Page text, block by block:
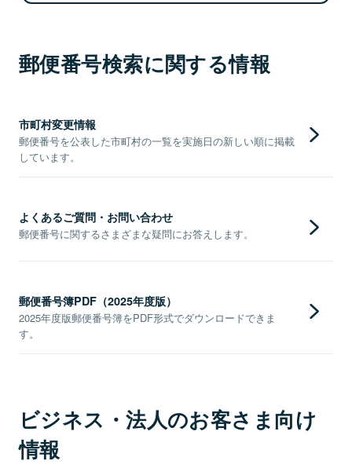
郵便番号検索に関する情報
市町村変更情報
郵便番号を公表した市町村の一覧を実施日の新しい順に掲載
しています。
よくあるご質問・お問い合わせ
郵便番号に関するさまざまな疑問にお答えします。
郵便番号簿PDF（2025年度版）
2025年度版郵便番号簿をPDF形式でダウンロードできま
す。
ビジネス・法人のお客さま向け
情報